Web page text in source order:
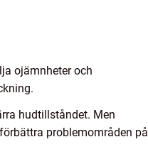
ojämnheter och
hudtillståndet. Men
problemområden på